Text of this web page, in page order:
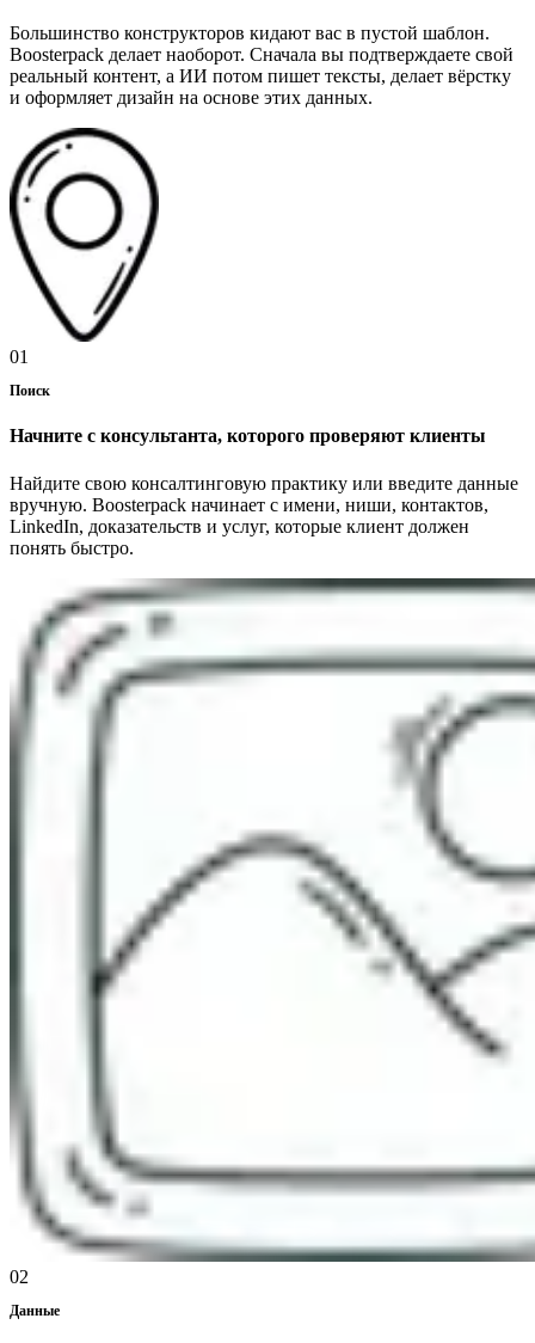
Большинство конструкторов кидают вас в пустой шаблон.
Boosterpack делает наоборот. Сначала вы подтверждаете свой
реальный контент, а ИИ потом пишет тексты, делает вёрстку
и оформляет дизайн на основе этих данных.
01
Поиск
Начните с консультанта, которого проверяют клиенты
Найдите свою консалтинговую практику или введите данные
вручную. Boosterpack начинает с имени, ниши, контактов,
LinkedIn, доказательств и услуг, которые клиент должен
понять быстро.
02
Данные